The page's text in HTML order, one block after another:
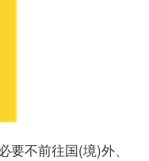
不前往国(境)外、